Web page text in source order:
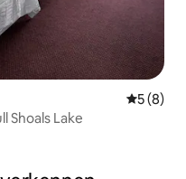
5 (8)
Shoals Lake